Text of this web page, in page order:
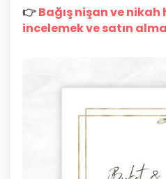
👉Bağış nişan ve
incelemek ve satın